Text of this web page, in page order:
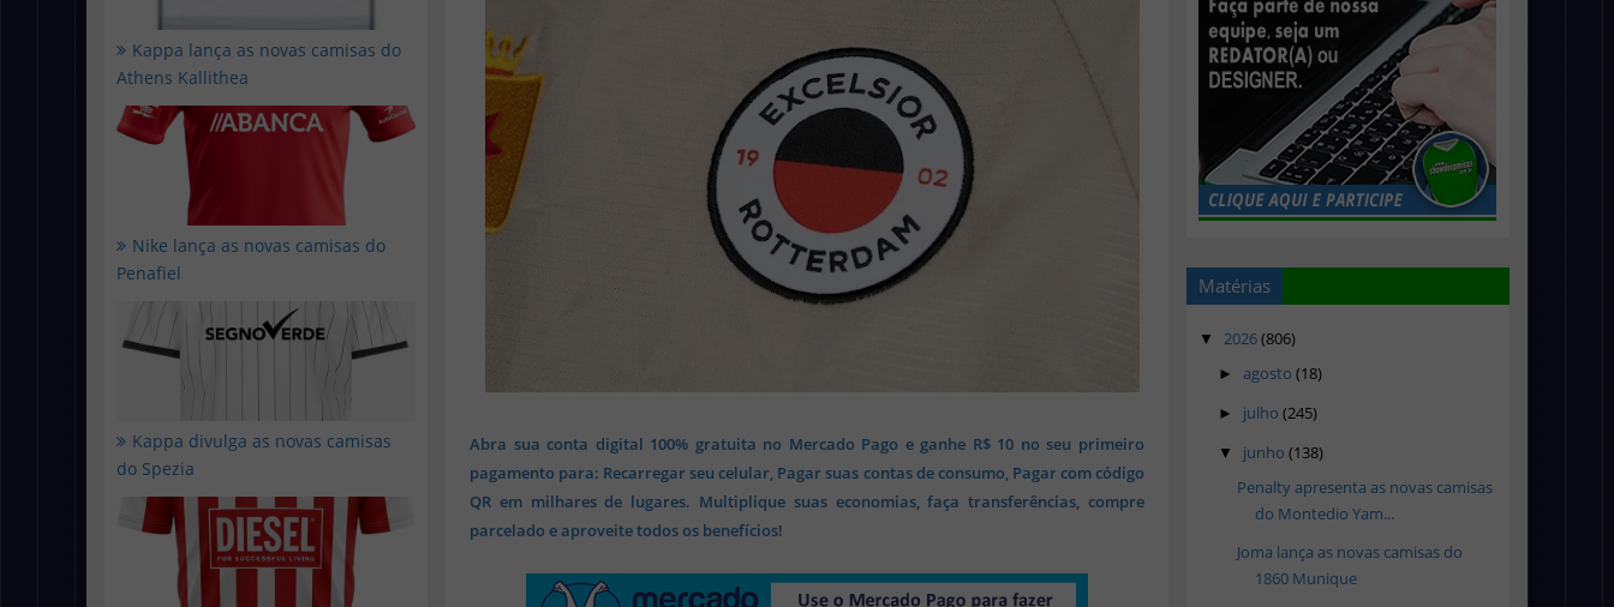
Kappa lança as novas camisas do
Athens Kallithea
Nike lança as novas camisas do
Penafiel
Kappa divulga as novas camisas
do Spezia
Abra sua conta digital 100% gratuita no Mercado Pago e ganhe R$ 10 no seu primeiro
pagamento para: Recarregar seu celular, Pagar suas contas de consumo, Pagar com código
QR em milhares de lugares. Multiplique suas economias, faça transferências, compre
parcelado e aproveite todos os benefícios!
Matérias
▼ 2026(806)
► agosto (18)
► julho (245)
▼ junho (138)
Penalty apresenta as novas camisas
do Montedio Yam...
Joma lança as novas camisas do
1860 Munique